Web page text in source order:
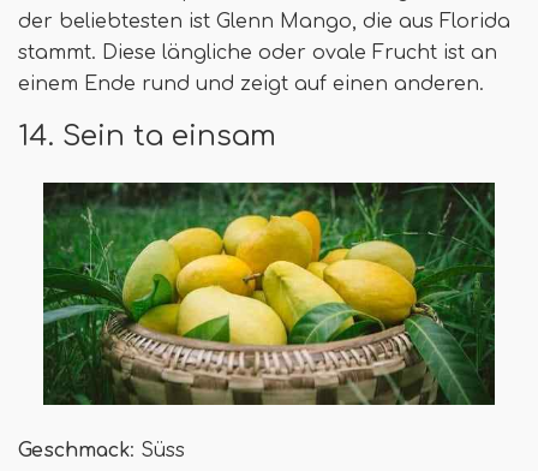
der beliebtesten ist Glenn Mango, die aus Florida
stammt. Diese längliche oder ovale Frucht ist an
einem Ende rund und zeigt auf einen anderen.
14. Sein ta einsam
Geschmack: Süss